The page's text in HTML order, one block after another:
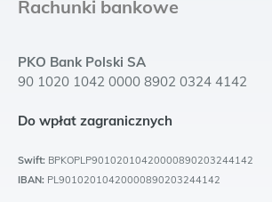
Rachunki bankowe
PKO Bank Polski SA
90 1020 1042 0000 8902 0324 4142
Do wpłat zagranicznych
Swift: BPKOPLP90102010420000890203244142
IBAN: PL90102010420000890203244142